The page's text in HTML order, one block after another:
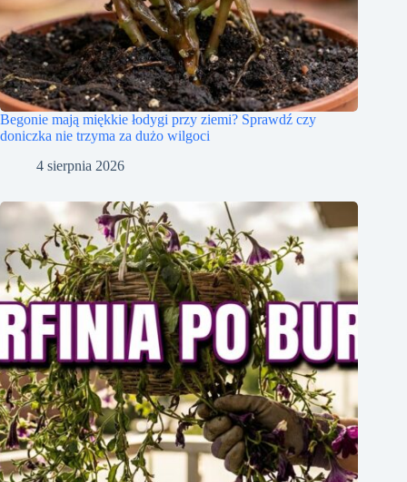
Begonie mają miękkie łodygi przy ziemi? Sprawdź czy
doniczka nie trzyma za dużo wilgoci
4 sierpnia 2026